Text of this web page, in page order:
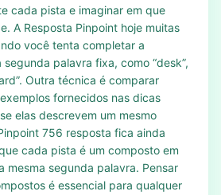
cada pista e imaginar em que
A Resposta Pinpoint hoje muitas
você tenta completar a
palavra fixa, como “desk”,
Outra técnica é comparar
fornecidos nas dicas
elas descrevem um mesmo
756 resposta fica ainda
cada pista é um composto em
mesma segunda palavra. Pensar
é essencial para qualquer